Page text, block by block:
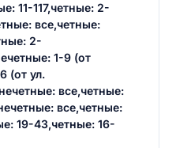
11-117,четные: 2-
все,четные:
2-
1-9 (от
(от ул.
все,четные:
все,четные:
19-43,четные: 16-